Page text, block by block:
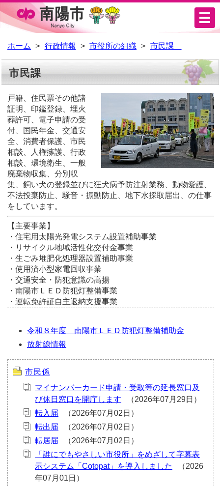
ニ
ー
ホーム 行政情報 市役所の組織 市民課
市民課
戸籍、住民票その他諸
証明、印鑑登録、埋火
葬許可、電子申請の受
付、国民年金、交通安
全、消費者保護、市民
相談、人権擁護、行政
相談、環境衛生、一般
廃棄物収集、分別収
集、飼い犬の登録並びに狂犬病予防注射業務、動物愛護、
不法投棄防止、騒音・振動防止、地下水採取届出、の仕事
をしています。
【主要事業】
・住宅用太陽光発電システム設置補助事業
・リサイクル地域活性化交付金事業
・生ごみ堆肥化処理器設置補助事業
・使用済小型家電回収事業
・交通安全・防犯意識の高揚
・南陽市ＬＥＤ防犯灯整備事業
・運転免許証自主返納支援事業
令和８年度 南陽市ＬＥＤ防犯灯整備補助金
放射線情報
市民係
マイナンバーカード申請・受取等の延長窓口及
び休日窓口を開庁します
転入届
転出届
転居届
「誰にでもやさしい市役所」をめざして字幕表
示システム「Cotopat」を導入しました